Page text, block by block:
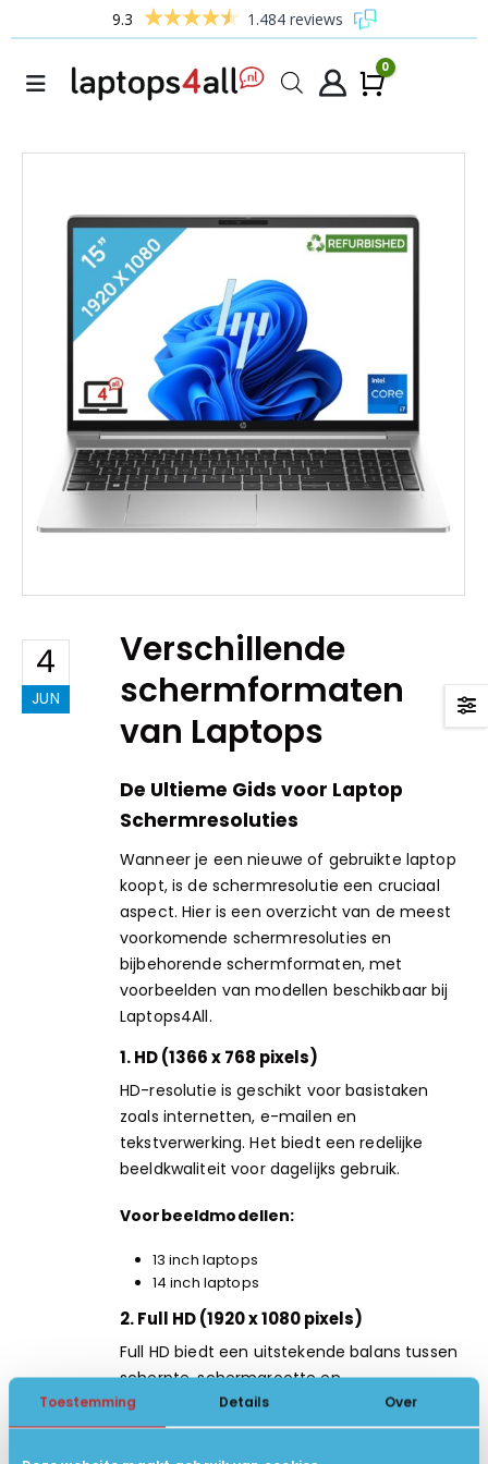
Toestemming Details Over
9.3 1.484 reviews
0
4
JUN
Verschillende
schermformaten
van Laptops
De Ultieme Gids voor Laptop
Schermresoluties
Wanneer je eennieuwe of gebruikte laptop
koopt, is de schermresolutie een cruciaal
aspect. Hier is een overzicht van de meest
voorkomende schermresoluties en
bijbehorende schermformaten, met
voorbeelden van modellen beschikbaar bij
Laptops4All.
1. HD (1366 x 768 pixels)
HD-resolutie is geschikt voor basistaken
zoals internetten, e-mailen en
tekstverwerking. Het biedt een redelijke
beeldkwaliteit voor dagelijks gebruik.
Voorbeeldmodellen:
13 inch laptops
14 inch laptops
2. Full HD (1920 x 1080 pixels)
Full HD biedt een uitstekende balans tussen
scherpte, schermgrootte en
energieverbruik, ideaal voor werk en
entertainment.